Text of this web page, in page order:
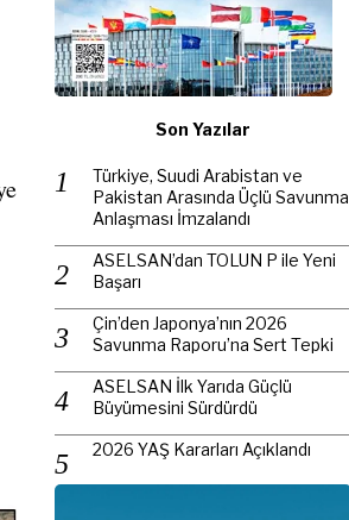
Son Yazılar
Türkiye, Suudi Arabistan ve
Pakistan Arasında Üçlü Savunma
Anlaşması İmzalandı
ASELSAN’dan TOLUN P ile Yeni
Başarı
Çin’den Japonya’nın 2026
Savunma Raporu’na Sert Tepki
ASELSAN İlk Yarıda Güçlü
Büyümesini Sürdürdü
2026 YAŞ Kararları Açıklandı